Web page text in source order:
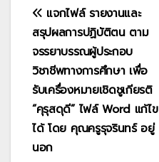
แนะแนว
เรื่อง
แจกไฟล์ รายงานและ
สรุปผลการปฏิบัติตน ตาม
จรรยาบรรณผู้ประกอบ
วิชาชีพทางการศึกษา เพื่อ
รับเครื่องหมายเชิดชูเกียรติ
“คุรุสดุดี” ไฟล์ Word แก้ไข
ได้ โดย คุณครูรุจรินทร์ อยู่
นอก